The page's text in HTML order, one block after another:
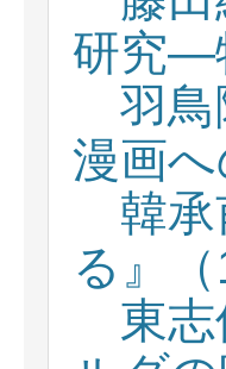
研究―
羽
漫画
韓
る』
東